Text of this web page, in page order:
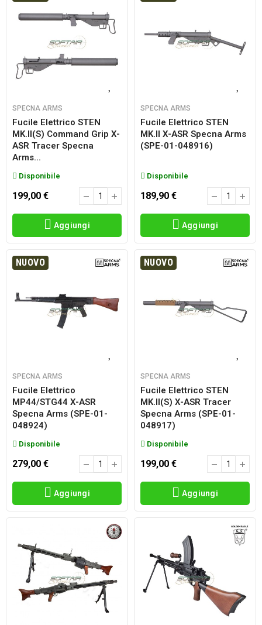
SPECNA ARMS
Fucile Elettrico STEN
MK.II(S) Command Grip X-
ASR Tracer Specna
Arms...
Disponibile
199,00 €
Aggiungi
SPECNA ARMS
Fucile Elettrico STEN
MK.II X-ASR Specna Arms
(SPE-01-048916)
Disponibile
189,90 €
Aggiungi
NUOVO
SPECNA ARMS
Fucile Elettrico
MP44/STG44 X-ASR
Specna Arms (SPE-01-
048924)
Disponibile
279,00 €
Aggiungi
NUOVO
SPECNA ARMS
Fucile Elettrico STEN
MK.II(S) X-ASR Tracer
Specna Arms (SPE-01-
048917)
Disponibile
199,00 €
Aggiungi